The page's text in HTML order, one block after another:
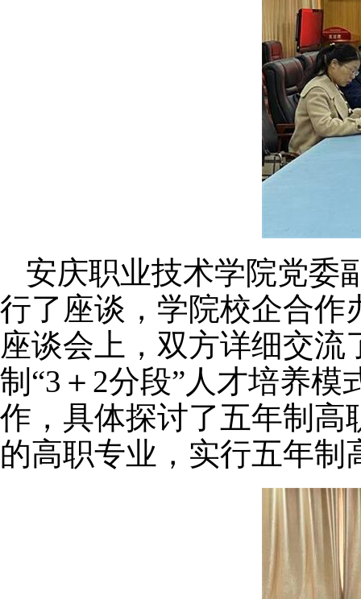
安庆职业技术学院党委
行了座谈，学院校企合作
座谈会上，双方详细交
制“3＋2分段”人才培养
作，具体探讨了五年制高
的高职专业，实行五年制